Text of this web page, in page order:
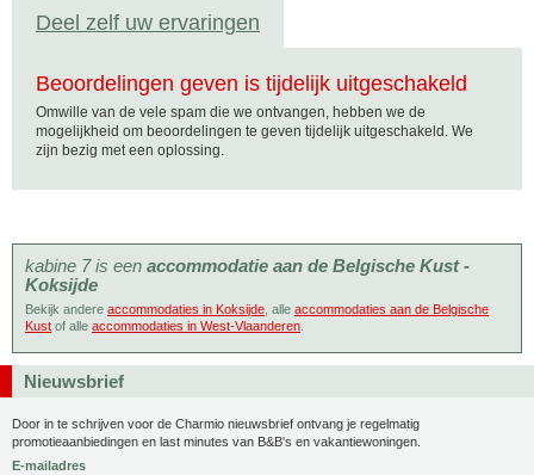
Deel zelf uw ervaringen
Beoordelingen geven is tijdelijk uitgeschakeld
Omwille van de vele spam die we ontvangen, hebben we de
mogelijkheid om beoordelingen te geven tijdelijk uitgeschakeld. We
zijn bezig met een oplossing.
kabine 7 is een accommodatie aan de Belgische Kust -
Koksijde
Bekijk andere accommodaties in Koksijde , alle accommodaties aan de Belgische
Kust of alle accommodaties in West-Vlaanderen
Nieuwsbrief
Door in te schrijven voor de Charmio nieuwsbrief ontvang je regelmatig
promotieaanbiedingen en last minutes van B&B's en vakantiewoningen.
E-mailadres